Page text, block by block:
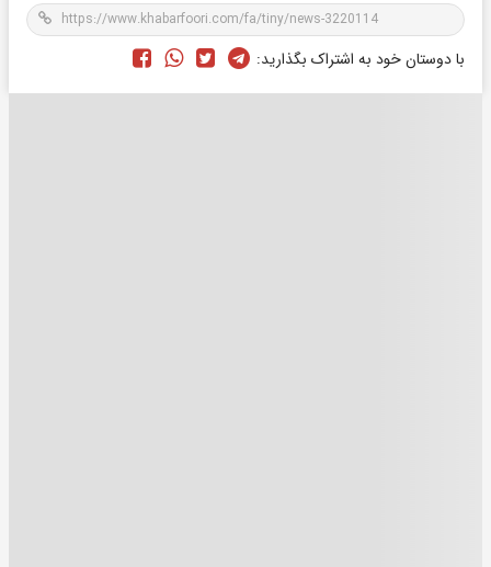
با دوستان خود به اشتراک بگذارید: